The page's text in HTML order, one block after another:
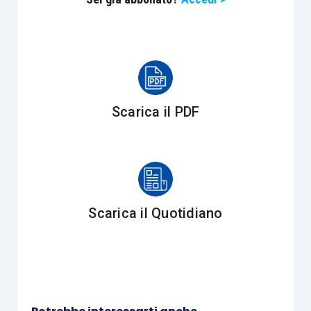
quindi tassato ai fini Ires in capo alla società
trasparenza in capo ai soci
nel periodo di produzione,
fine eventuali successive distribuzioni di utili
effettuata dalla società trasparente all’Agenzia
Scarica il PDF
Scarica il Quotidiano